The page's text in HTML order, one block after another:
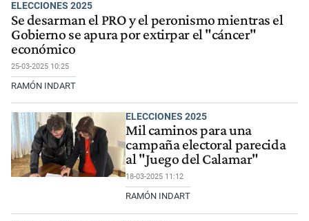
ELECCIONES 2025
Se desarman el PRO y el peronismo mientras el
Gobierno se apura por extirpar el "cáncer"
económico
25-03-2025 10:25
RAMÓN INDART
ELECCIONES 2025
Mil caminos para una
campaña electoral parecida
al "Juego del Calamar"
18-03-2025 11:12
RAMÓN INDART